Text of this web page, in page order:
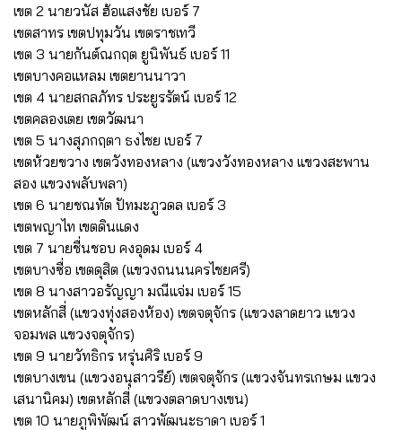
เขต 2 นายวนัส ฮ้อแสงชัย เบอร์ 7
เขตสาทร เขตปทุมวัน เขตราชเทวี
เขต 3 นายกันต์ณกฤต ยูนิพันธ์ เบอร์ 11
เขตบางคอแหลม เขตยานนาวา
เขต 4 นายสกลภัทร ประยูรรัตน์ เบอร์ 12
เขตคลองเตย เขตวัฒนา
เขต 5 นางสุภกฤตา ธงไชย เบอร์ 7
เขตห้วยขวาง เขตวังทองหลาง (แขวงวังทองหลาง แขวงสะพาน
สอง แขวงพลับพลา)
เขต 6 นายชณทัต ปัทมะภูวดล เบอร์ 3
เขตพญาไท เขตดินแดง
เขต 7 นายชื่นชอบ คงอุดม เบอร์ 4
เขตบางซื่อ เขตดุสิต (แขวงถนนนครไชยศรี)
เขต 8 นางสาวอรัญญา มณีแจ่ม เบอร์ 15
เขตหลักสี่ (แขวงทุ่งสองห้อง) เขตจตุจักร (แขวงลาดยาว แขวง
จอมพล แขวงจตุจักร)
เขต 9 นายวัทธิกร หรุ่นศิริ เบอร์ 9
เขตบางเขน (แขวงอนุสาวรีย์) เขตจตุจักร (แขวงจันทรเกษม แขวง
เสนานิคม) เขตหลักสี่ (แขวงตลาดบางเขน)
เขต 10 นายภูพิพัฒน์ สาวพัฒนะธาดา เบอร์ 1